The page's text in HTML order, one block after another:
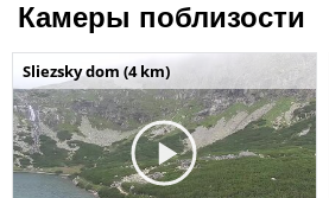
Камеры поблизости
Sliezsky dom (4 km)